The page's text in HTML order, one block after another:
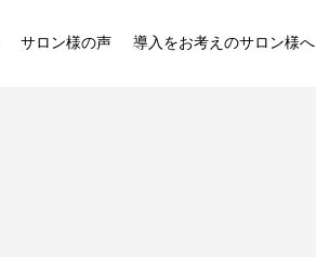
サロン様の声 導入をお考えのサロン様へ